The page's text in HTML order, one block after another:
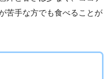
苦手な方でも食べることが